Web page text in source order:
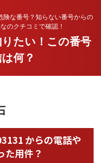
険な番号？知らない番号からの
のクチコミで確認！
たい！この番号
何？
からの電話や
た用件？